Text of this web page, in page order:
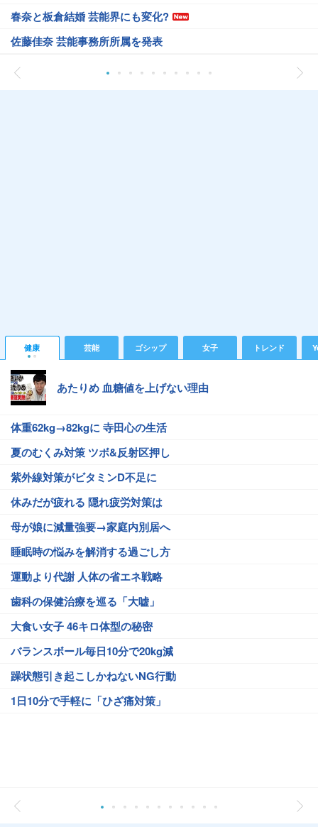
春奈と板倉結婚 芸能界にも変化?
佐藤佳奈 芸能事務所所属を発表
健康 芸能 ゴシップ 女子 トレンド
あたりめ 血糖値を上げない理由
体重62kg→82kgに 寺田心の生活
夏のむくみ対策 ツボ&反射区押し
紫外線対策がビタミンD不足に
休みだが疲れる 隠れ疲労対策は
母が娘に減量強要→家庭内別居へ
睡眠時の悩みを解消する過ごし方
運動より代謝 人体の省エネ戦略
歯科の保健治療を巡る「大嘘」
大食い女子 46キロ体型の秘密
バランスボール毎日10分で20kg減
躁状態引き起こしかねないNG行動
1日10分で手軽に「ひざ痛対策」